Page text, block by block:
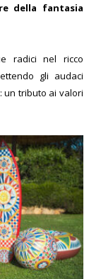
della fantasia
radici nel ricco
gli audaci
un tributo ai valori